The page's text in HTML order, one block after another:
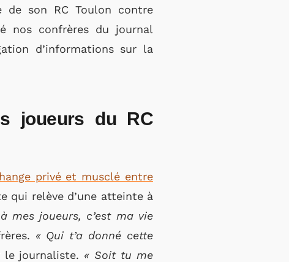
son RC Toulon contre
nos confrères du journal
d’informations sur la
joueurs du RC
privé et musclé entre
qui relève d’une atteinte à
mes joueurs, c’est ma vie
« Qui t’a donné cette
le journaliste. « Soit tu me